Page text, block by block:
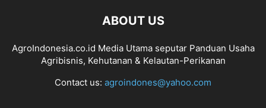
ABOUT US
AgroIndonesia.co.id Media Utama seputar Panduan Usaha
Agribisnis, Kehutanan & Kelautan-Perikanan
Contact us: agroindones@yahoo.com